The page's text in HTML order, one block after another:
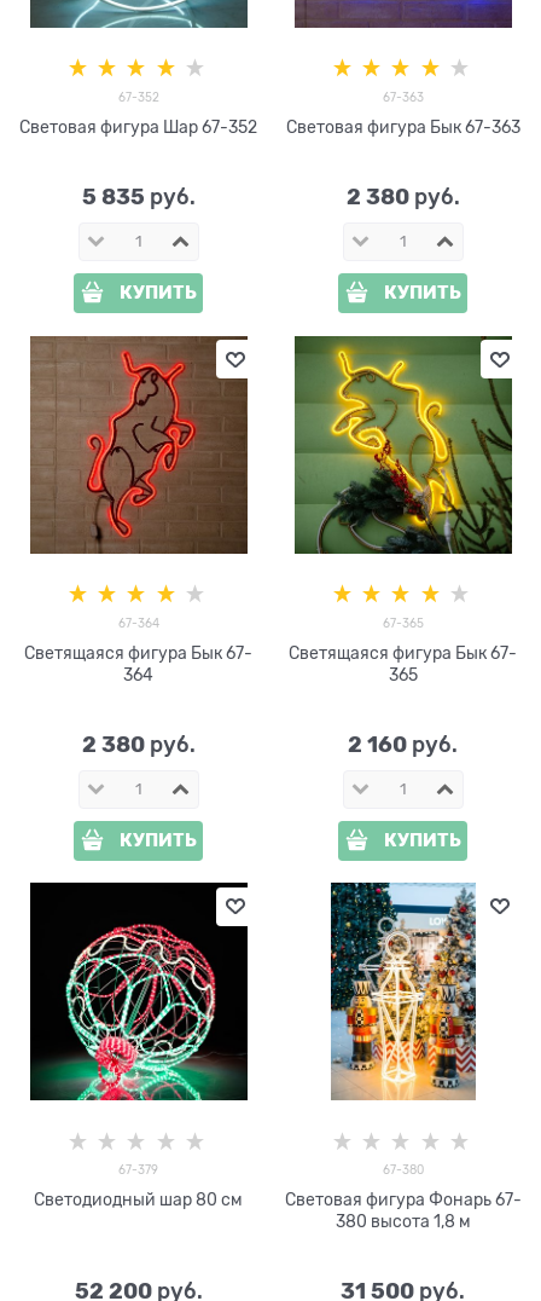
67-352
Световая фигура Шар 67-352
5 835 руб.
КУПИТЬ
67-363
Световая фигура Бык 67-363
2 380 руб.
КУПИТЬ
67-364
Светящаяся фигура Бык 67-
364
2 380 руб.
КУПИТЬ
67-365
Светящаяся фигура Бык 67-
365
2 160 руб.
КУПИТЬ
67-379
Светодиодный шар 80 см
52 200 руб.
67-380
Световая фигура Фонарь 67-
380 высота 1,8 м
31 500 руб.